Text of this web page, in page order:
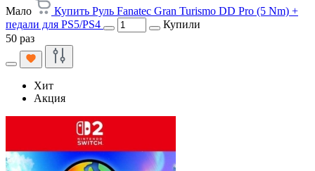
Мало
Купить Руль Fanatec Gran Turismo DD Pro (5 Nm) +
педали для PS5/PS4
Купили
50 раз
Хит
Акция